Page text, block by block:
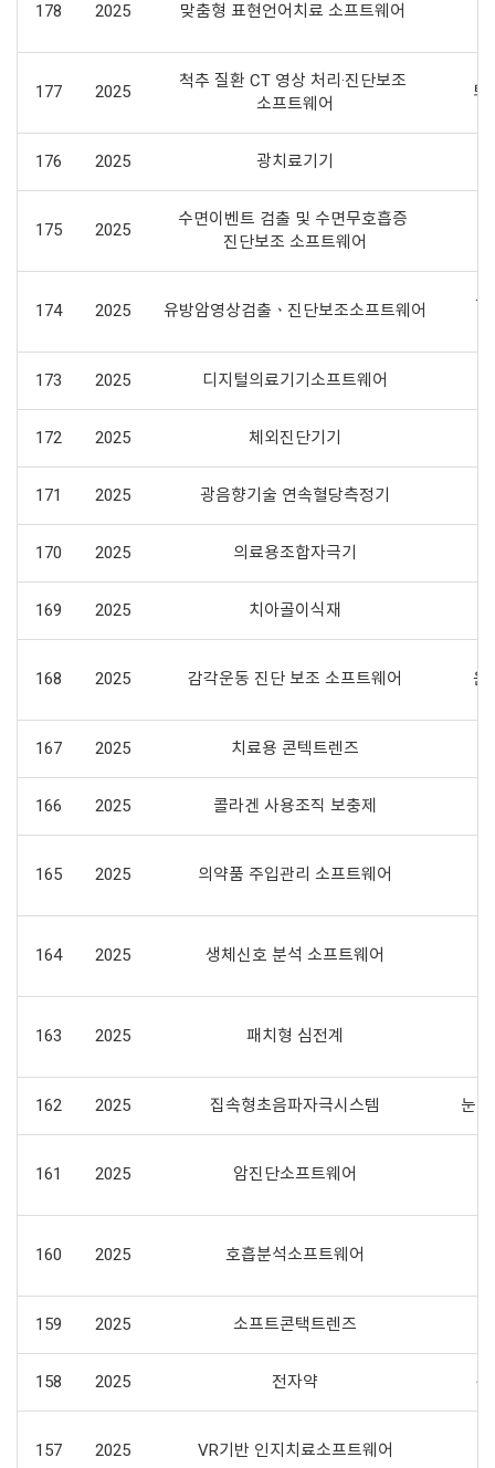
178 2025 맞춤형 표현언어치료 소프트웨어
177 2025
척추 질환 CT 영상 처리·진단보조
소프트웨어
퇴
176 2025 광치료기기
175 2025
수면이벤트 검출 및 수면무호흡증
진단보조 소프트웨어
174 2025 유방암영상검출ㆍ진단보조소프트웨어
유
173 2025 디지털의료기기소프트웨어
172 2025 체외진단기기
171 2025 광음향기술 연속혈당측정기
170 2025 의료용조합자극기
169 2025 치아골이식재
168 2025 감각운동 진단 보조 소프트웨어 운
167 2025 치료용 콘텍트렌즈
166 2025 콜라겐 사용조직 보충제
165 2025 의약품 주입관리 소프트웨어
164 2025 생체신호 분석 소프트웨어
163 2025 패치형 심전계
162 2025 집속형초음파자극시스템 눈
161 2025 암진단소프트웨어
160 2025 호흡분석소프트웨어
159 2025 소프트콘택트렌즈
158 2025 전자약 경
157 2025 VR기반 인지치료소프트웨어